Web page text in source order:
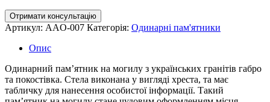
Отримати консультацію
Артикул: AAO-007 Категорія: Одинарні пам'ятники
Опис
Одинарний пам’ятник на могилу з українських гранітів габро
та покостівка. Стела виконана у вигляді хреста, та має
табличку для нанесення особистої інформації. Такий